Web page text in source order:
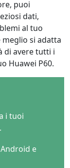
puoi
dati,
al tuo
si adatta
di avere tutti i
Huawei P60.
i tuoi
e